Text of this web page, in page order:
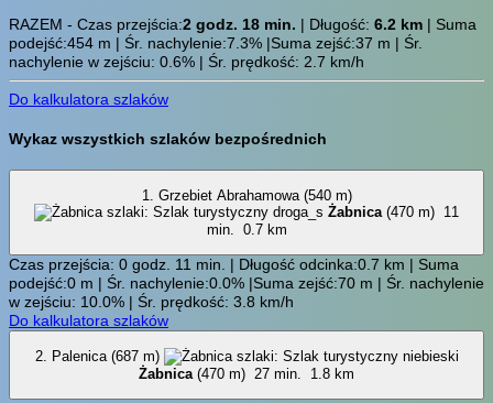
RAZEM - Czas przejścia:2 godz. 18 min. | Długość: 6.2 km | Suma
podejść:454 m | Śr. nachylenie:7.3% |Suma zejść:37 m | Śr.
nachylenie w zejściu: 0.6% | Śr. prędkość: 2.7 km/h
Do kalkulatora szlaków
Wykaz wszystkich szlaków bezpośrednich
1. Grzebiet Abrahamowa (540 m)
Żabnica (470 m) 11
min.
0.7 km
Czas przejścia: 0 godz. 11 min. | Długość odcinka:0.7 km | Suma
podejść:0 m | Śr. nachylenie:0.0% |Suma zejść:70 m | Śr. nachylenie
w zejściu: 10.0% | Śr. prędkość: 3.8 km/h
Do kalkulatora szlaków
2. Palenica (687 m)
Żabnica (470 m) 27 min. 1.8 km